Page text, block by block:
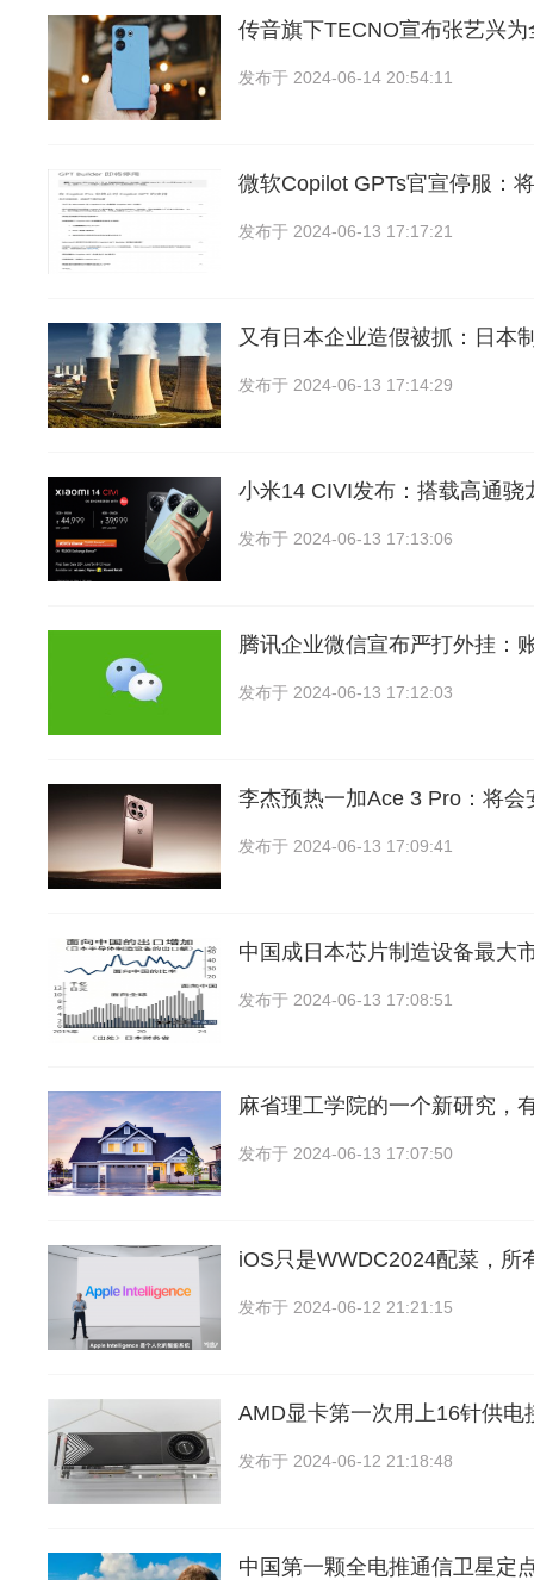
传音旗下TECNO宣布张艺兴
发布于 2024-06-14 20:54:11
微软Copilot GPTs官宣停服：
发布于 2024-06-13 17:17:21
又有日本企业造假被抓：日本
发布于 2024-06-13 17:14:29
小米14 CIVI发布：搭载高通骁
发布于 2024-06-13 17:13:06
腾讯企业微信宣布严打外挂：
发布于 2024-06-13 17:12:03
李杰预热一加Ace 3 Pro：将会
发布于 2024-06-13 17:09:41
中国成日本芯片制造设备最大
发布于 2024-06-13 17:08:51
麻省理工学院的一个新研究，
发布于 2024-06-13 17:07:50
iOS只是WWDC2024配菜，所
发布于 2024-06-12 21:21:15
AMD显卡第一次用上16针供电
发布于 2024-06-12 21:18:48
中国第一颗全电推通信卫星定